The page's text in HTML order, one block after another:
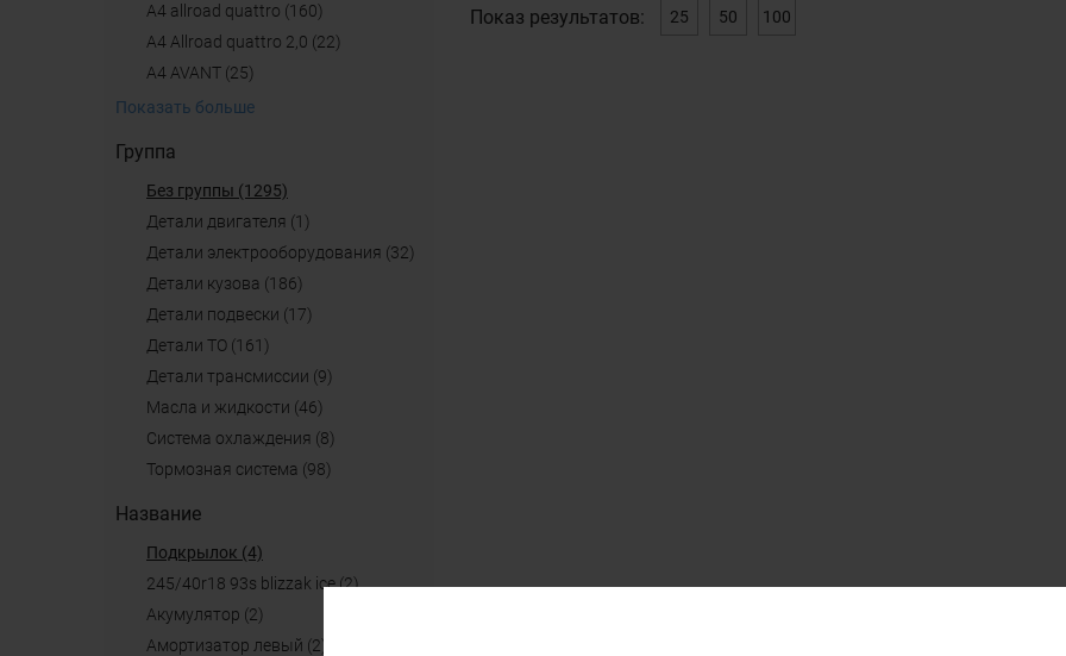
A4 allroad quattro (160)
A4 Allroad quattro 2,0 (22)
A4 AVANT (25)
Показать больше
Группа
Без группы (1295)
детали двигателя (1)
детали электрооборудования (32)
детали кузова (186)
детали подвески (17)
детали ТО (161)
детали трансмиссии (9)
масла и жидкости (46)
система охлаждения (8)
тормозная система (98)
Название
подкрылок (4)
245/40r18 93s blizzak ice (2)
акумулятор (2)
амортизатор левый (2)
Показ результатов: 25 50 100